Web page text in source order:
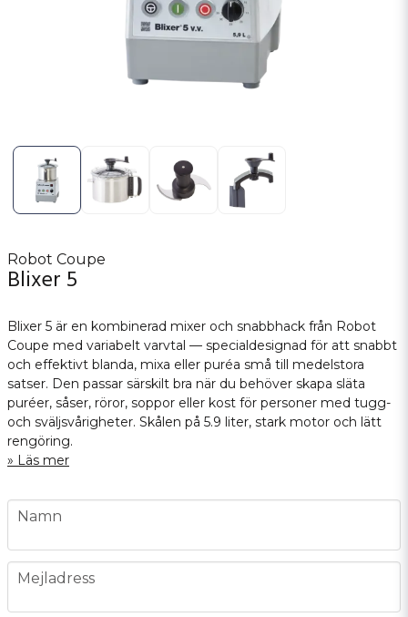
Robot Coupe
Blixer 5
Blixer 5 är en kombinerad mixer och snabbhack från Robot
Coupe med variabelt varvtal — specialdesignad för att snabbt
och effektivt blanda, mixa eller puréa små till medelstora
satser. Den passar särskilt bra när du behöver skapa släta
puréer, såser, röror, soppor eller kost för personer med tugg-
och sväljsvårigheter. Skålen på 5.9 liter, stark motor och lätt
rengöring.
Läs mer
name
Namn
email
Mejladress